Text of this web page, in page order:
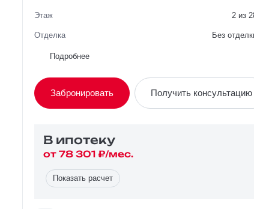
Этаж 2 из
Отделка Без
Район
Планировка Угловая
Подробнее
Забронировать Получить консультацию
В ипотекy
от 78 301 ₽/мес.
Показать расчет